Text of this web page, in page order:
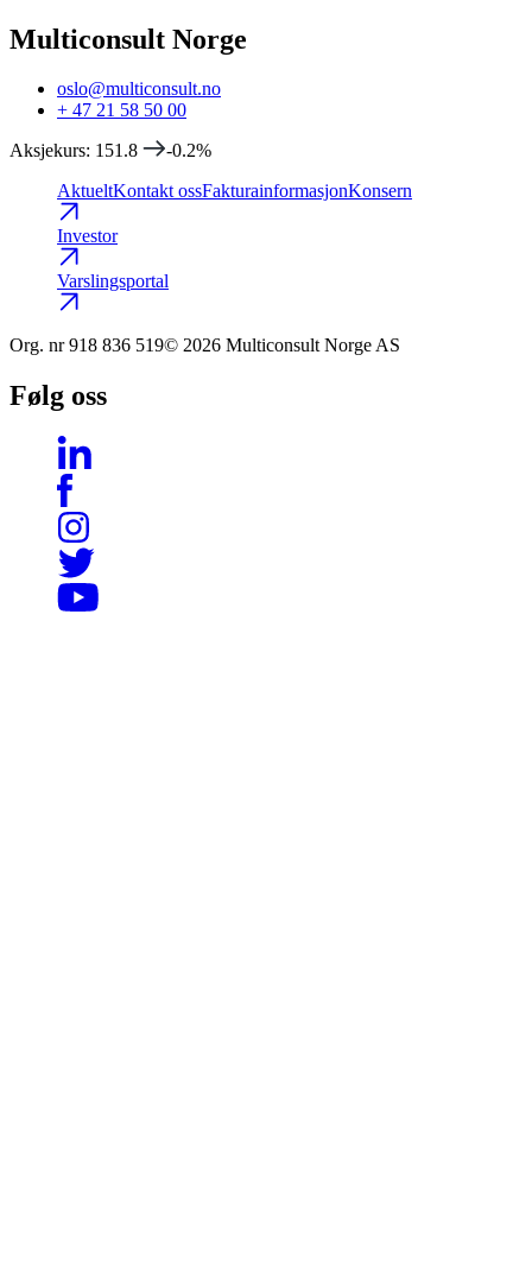
Multiconsult Norge
oslo@multiconsult.no
+ 47 21 58 50 00
Aksjekurs: 151.8 -0.2%
AktueltKontakt ossFakturainformasjonKonsern
Investor
Varslingsportal
Org. nr 918 836 519© 2026 Multiconsult Norge AS
Følg oss